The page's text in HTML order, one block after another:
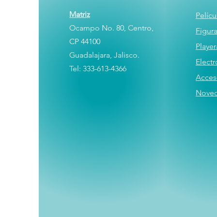
Matriz
Ocampo No. 80, Centro,
CP 44100
Guadalajara, Jalisco.
Tel: 333-613-4366
E